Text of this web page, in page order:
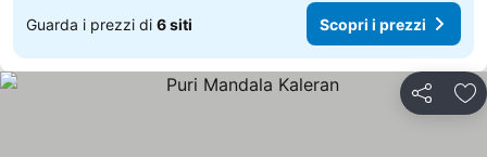
Guarda i prezzi di 6 siti Scopri i prezzi
Condividi